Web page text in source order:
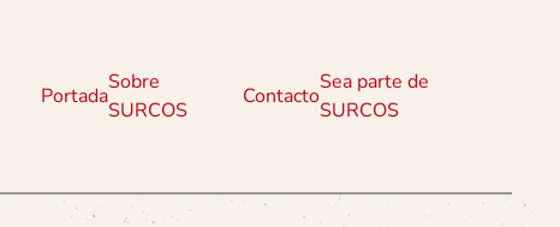
Portada
Sobre
SURCOS
Contacto
Sea parte de
SURCOS